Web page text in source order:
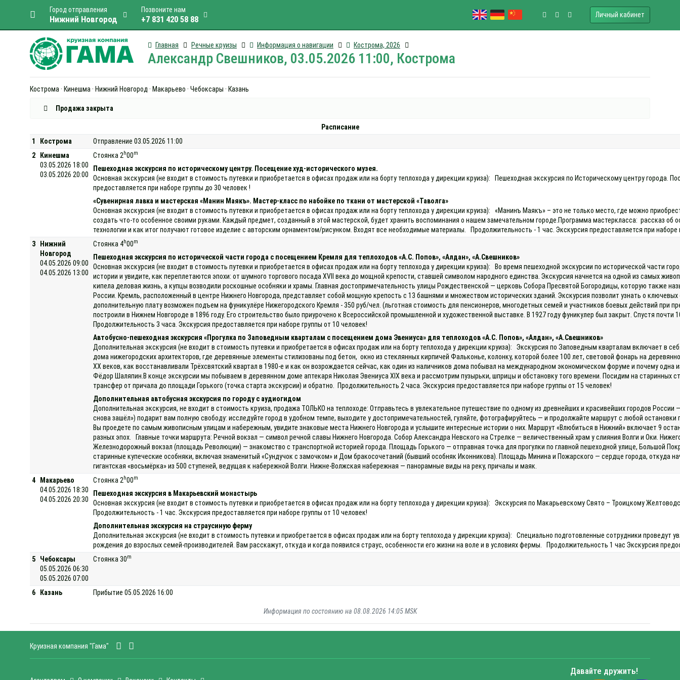
Город отправления
Нижний Новгород
Позвоните нам
+7 831 420 58 88 Личный кабинет
Главная Речные круизы Информация о навигации Кострома, 2026
Александр Свешников, 03.05.2026 11:00, Кострома
Кострома · Кинешма · Нижний Новгород · Макарьево · Чебоксары · Казань
Продажа закрыта
Расписание
1
Кострома
Отправление 03.05.2026 11:00
2
Кинешма
03.05.2026 18:00
03.05.2026 20:00
Стоянка 2 h00m
Пешеходная экскурсия по историческому центру. Посещение худ-исторического музея.
Основная экскурсия (не входит в стоимость путевки и приобретается в офисах продаж или на борту теплохода у дирекции круиза): Пешеходная экскурсия по Историческому центру
предоставляется при наборе группы до 30 человек !
«Сувенирная лавка и мастерская «Манин Маякъ». Мастер-класс по набойке по ткани от мастерской «Таволга»
Основная экскурсия (не входит в стоимость путевки и приобретается в офисах продаж или на борту теплохода у дирекции круиза): «Манинъ Маякъ» – это не только место, где можно
создать что-то особенное своими руками. Каждый предмет, созданный в этой мастерской, будет хранить воспоминания о нашем замечательном городе.Программа мастеркласса: рассказ об
технологии и как итог получают готовое изделие с авторским орнаментом/рисунком. Входят все необходимые материалы. Продолжительность - 1 час. Экскурсия предоставляется при наборе
3
Нижний
Новгород
04.05.2026 09:00
04.05.2026 13:00
Стоянка 4h00m
Пешеходная экскурсия по исторической части города с посещением Кремля для теплоходов «А.С. Попов», «Алдан», «А.Свешников»
Основная экскурсия (не входит в стоимость путевки и приобретается в офисах продаж или на борту теплохода у дирекции круиза): Во время пешеходной экскурсии по исторической части
истории и увидите, как переплетаются эпохи: от шумного торгового посада XVII века до мощной крепости, ставшей символом народного единства. Экскурсия начнется на одной из самых
кипела деловая жизнь, а купцы возводили роскошные особняки и храмы. Главная достопримечательность улицы Рождественской — церковь Собора Пресвятой Богородицы, которую также
России. Кремль, расположенный в центре Нижнего Новгорода, представляет собой мощную крепость с 13 башнями и множеством исторических зданий. Экскурсия позволит узнать о
дополнительную плату возможен подъем на фуникулёре Нижегородского Кремля - 350 руб/чел. (льготная стоимость для пенсионеров, многодетных семей и участников боевых действий
построили в Нижнем Новгороде в 1896 году. Его строительство было приурочено к Всероссийской промышленной и художественной выставке. В 1927 году фуникулер был закрыт. Спустя
Продолжительность 3 часа. Экскурсия предоставляется при наборе группы от 10 человек!
Автобусно-пешеходная экскурсия «Прогулка по Заповедным кварталам с посещением дома Эвениуса» для теплоходов «А.С. Попов», «Алдан», «А.Свешников»
Дополнительная экскурсия (не входит в стоимость путевки и приобретается в офисах продаж или на борту теплохода у дирекции круиза): Экскурсия по Заповедным кварталам включает в
дома нижегородских архитекторов, где деревянные элементы стилизованы под бетон, окно из стеклянных кирпичей Фальконье, колонку, которой более 100 лет, световой фонарь на
XX веков, как восстанавливали Трёхсвятский квартал в 1980-е и как он возрождается сейчас, как один из наличников дома побывал на международном экономическом форуме и почему
Фёдор Шаляпин.В конце экскурсии мы побываем в деревянном доме аптекаря Николая Эвениуса XIX века и рассмотрим пузырьки, шприцы и обстановку того времени. Посидим на старинных
трансфер от причала до площади Горького (точка старта экскурсии) и обратно. Продолжительность 2 часа. Экскурсия предоставляется при наборе группы от 15 человек!
Дополнительная автобусная экскурсия по городу с аудиогидом
Дополнительная экскурсия, не входит в стоимость круиза, продажа ТОЛЬКО на теплоходе: Отправьтесь в увлекательное путешествие по одному из древнейших и красивейших городов
снова зашёл») подарит вам полную свободу: исследуйте город в удобном темпе, выходите у достопримечательностей, гуляйте, фотографируйтесь — и продолжайте маршрут с любой
Вы проедете по самым живописным улицам и набережным, увидите знаковые места Нижнего Новгорода и услышите интересные истории о них. Маршрут «Влюбиться в Нижний» включает 9
разных эпох. Главные точки маршрута: Речной вокзал — символ речной славы Нижнего Новгорода. Собор Александра Невского на Стрелке — величественный храм у слияния Волги и Оки.
Железнодорожный вокзал (площадь Революции) — знакомство с транспортной историей города. Площадь Горького — отправная точка для прогулки по главной пешеходной улице, Большой
старинные купеческие особняки, включая знаменитый «Сундучок с замочком» и Дом бракосочетаний (бывший особняк Иконникова). Площадь Минина и Пожарского — сердце города, откуда
гигантская «восьмёрка» из 500 ступеней, ведущая к набережной Волги. Нижне‑Волжская набережная — панорамные виды на реку, причалы и маяк.
4
Макарьево
04.05.2026 18:30
04.05.2026 20:30
Стоянка 2 h00m
Пешеходная экскурсия в Макарьевский монастырь
Основная экскурсия (не входит в стоимость путевки и приобретается в офисах продаж или на борту теплохода у дирекции круиза): Экскурсия по Макарьевскому Свято – Троицкому
Продолжительность - 1 час. Экскурсия предоставляется при наборе группы от 10 человек!
Дополнительная экскурсия на страусиную ферму
Дополнительная экскурсия (не входит в стоимость путевки и приобретается в офисах продаж или на борту теплохода у дирекции круиза): Специально подготовленные сотрудники
рождения до взрослых семей-производителей. Вам расскажут, откуда и когда появился страус, особенности его жизни на воле и в условиях фермы. Продолжительность 1 час Экскурсия
5
Чебоксары
05.05.2026 06:30
05.05.2026 07:00
Стоянка 30m
6 Казань Прибытие 05.05.2026 16:00
Информация по состоянию на 08.08.2026 14:05 MSK
Круизная компания "Гама"
Давайте дружить!